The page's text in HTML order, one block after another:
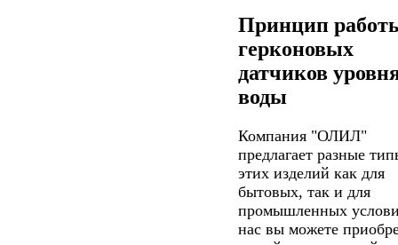
Принцип
герконовых
датчиков
воды
Компания "ОЛИЛ"
предлагает разные
этих изделий как для
бытовых, так и для
промышленных
нас вы можете